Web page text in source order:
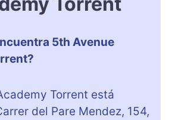
5th Avenue
Torrent está
del Pare Mendez, 154,